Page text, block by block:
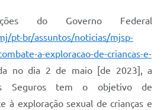
do Governo Federal
pt-br/assuntos/noticias/mjsp-
a-exploracao-de-criancas-e-
no dia 2 de maio [de 2023], a
Seguros tem o objetivo de
à exploração sexual de crianças e